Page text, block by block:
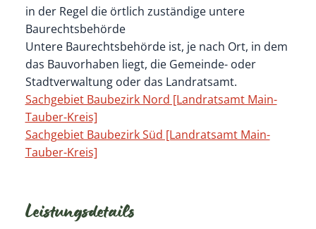
in der Regel die örtlich zuständige untere
Baurechtsbehörde
Untere Baurechtsbehörde ist, je nach Ort, in dem
das Bauvorhaben liegt, die Gemeinde- oder
Stadtverwaltung oder das Landratsamt.
Sachgebiet Baubezirk Nord [Landratsamt Main-
Tauber-Kreis]
Sachgebiet Baubezirk Süd [Landratsamt Main-
Tauber-Kreis]
Leistungsdetails